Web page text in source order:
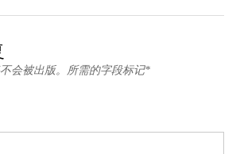
会被出版。所需的字段标记*